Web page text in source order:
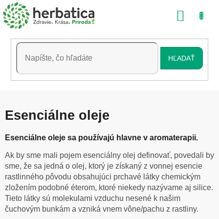
Prejsť
na
obsah
HĽADAŤ
Esenciálne oleje
Esenciálne oleje sa používajú hlavne v aromaterapii.
Ak by sme mali pojem esenciálny olej definovať, povedali by
sme, že sa jedná o olej, ktorý je získaný z vonnej esencie
rastlinného pôvodu obsahujúci prchavé látky chemickým
zložením podobné éterom, ktoré niekedy nazývame aj silice.
Tieto látky sú molekulami vzduchu nesené k našim
čuchovým bunkám a vzniká vnem vône/pachu z rastliny.